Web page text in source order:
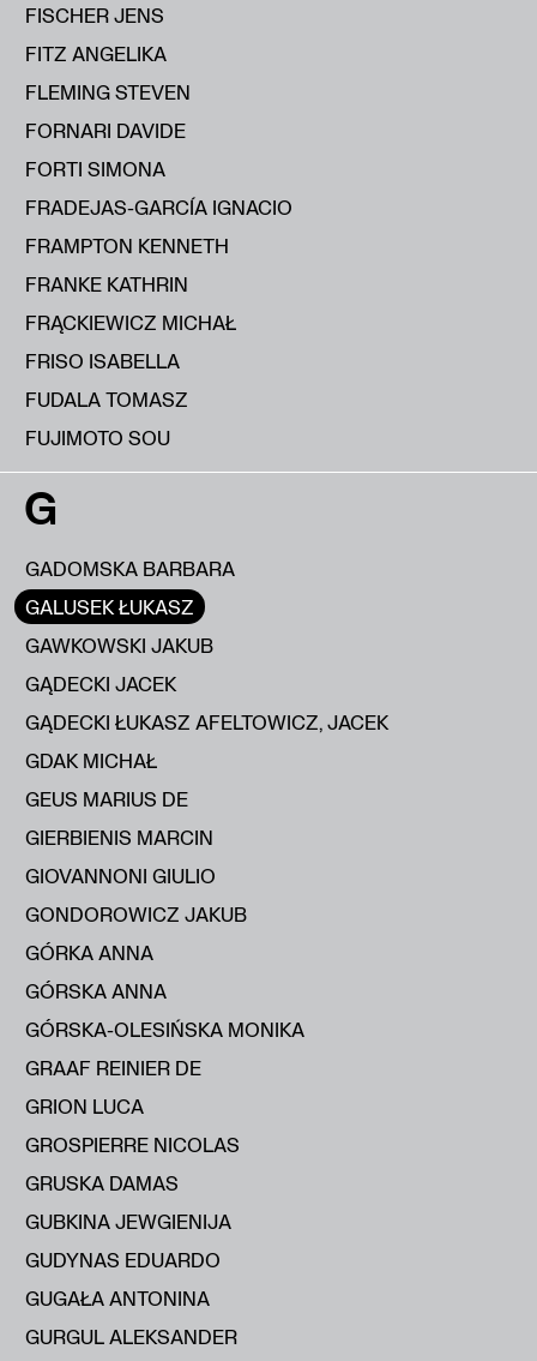
FISCHER JENS
FITZ ANGELIKA
FLEMING STEVEN
FORNARI DAVIDE
FORTI SIMONA
FRADEJAS-GARCÍA IGNACIO
FRAMPTON KENNETH
FRANKE KATHRIN
FRĄCKIEWICZ MICHAŁ
FRISO ISABELLA
FUDALA TOMASZ
FUJIMOTO SOU
G
GADOMSKA BARBARA
GALUSEK ŁUKASZ
GAWKOWSKI JAKUB
GĄDECKI JACEK
GĄDECKI ŁUKASZ AFELTOWICZ, JACEK
GDAK MICHAŁ
GEUS MARIUS DE
GIERBIENIS MARCIN
GIOVANNONI GIULIO
GONDOROWICZ JAKUB
GÓRKA ANNA
GÓRSKA ANNA
GÓRSKA-OLESIŃSKA MONIKA
GRAAF REINIER DE
GRION LUCA
GROSPIERRE NICOLAS
GRUSKA DAMAS
GUBKINA JEWGIENIJA
GUDYNAS EDUARDO
GUGAŁA ANTONINA
GURGUL ALEKSANDER